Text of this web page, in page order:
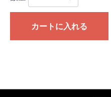
カートに入れる